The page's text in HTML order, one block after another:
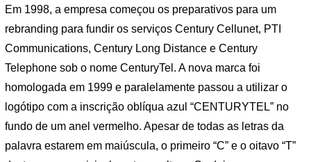
Em 1998, a empresa começou os preparativos para um
rebranding para fundir os serviços Century Cellunet, PTI
Communications, Century Long Distance e Century
Telephone sob o nome CenturyTel. A nova marca foi
homologada em 1999 e paralelamente passou a utilizar o
logótipo com a inscrição oblíqua azul “CENTURYTEL” no
fundo de um anel vermelho. Apesar de todas as letras da
palavra estarem em maiúscula, o primeiro “C” e o oitavo “T”